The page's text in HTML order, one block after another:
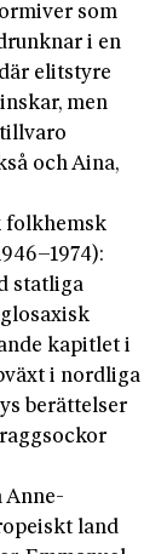
som
i en
elitstyre
men
och Aina,
folkhemsk
statliga
kapitlet i
i nordliga
berättelser
Anne-
land